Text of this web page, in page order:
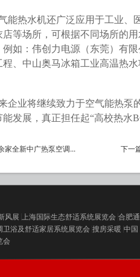
能热水机还广泛应用于工业、
等场所，可根据不同场所的
如：伟创力电源（东莞）有
、中山奥马冰箱工业高温热
企业将继续致力于空气能热泵
发展，真正担任起“高校热水
家全新中广热泵空调... 下一
风展 上海国际生态舒适系统展览会 合肥
卫浴及舒适家居系统展览会 搜房采暖 中国
会